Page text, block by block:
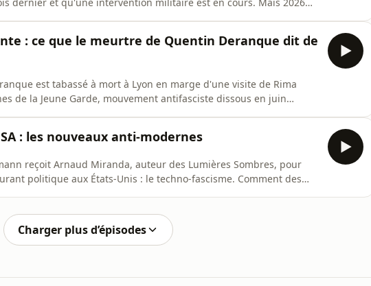
: ce que le meurtre de Quentin Deranque dit de
est tabassé à mort à Lyon en marge d'une visite de Rima
de la Jeune Garde, mouvement antifasciste dissous en juin
: les nouveaux anti-modernes
reçoit Arnaud Miranda, auteur des Lumières Sombres, pour
politique aux États-Unis : le techno-fascisme. Comment des
Charger plus d’épisodes